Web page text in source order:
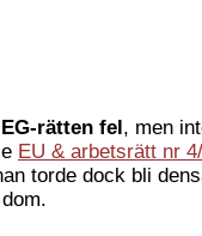
rätten fel, men
EU & arbetsrätt nr
torde dock bli